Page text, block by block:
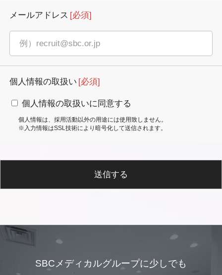
メールアドレス [必須]
個人情報の取扱い [必須]
個人情報の取扱いに同意する
個人情報は、採用活動以外の用途には使用致しません。
※入力情報はSSL技術により暗号化して送信されます。
送信する
SBCメディカルグループに少しでも